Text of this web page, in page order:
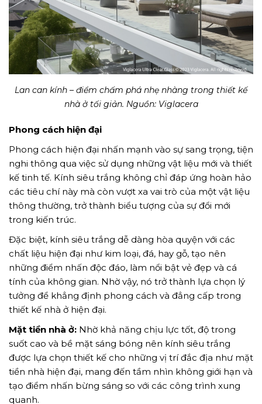
Lan can kính – điểm chấm phá nhẹ nhàng trong thiết kế
nhà ở tối giản. Nguồn: Viglacera
Phong cách hiện đại
Phong cách hiện đại nhấn mạnh vào sự sang trọng, tiện
nghi thông qua việc sử dụng những vật liệu mới và thiết
kế tinh tế. Kính siêu trắng không chỉ đáp ứng hoàn hảo
các tiêu chí này mà còn vượt xa vai trò của một vật liệu
thông thường, trở thành biểu tượng của sự đổi mới
trong kiến trúc.
Đặc biệt, kính siêu trắng dễ dàng hòa quyện với các
chất liệu hiện đại như kim loại, đá, hay gỗ, tạo nên
những điểm nhấn độc đáo, làm nổi bật vẻ đẹp và cá
tính của không gian. Nhờ vậy, nó trở thành lựa chọn lý
tưởng để khẳng định phong cách và đẳng cấp trong
thiết kế nhà ở hiện đại.
Mặt tiền nhà ở: Nhờ khả năng chịu lực tốt, độ trong
suốt cao và bề mặt sáng bóng nên kính siêu trắng
được lựa chọn thiết kế cho những vị trí đắc địa như mặt
tiền nhà hiện đại, mang đến tầm nhìn không giới hạn và
tạo điểm nhấn bừng sáng so với các công trình xung
quanh.